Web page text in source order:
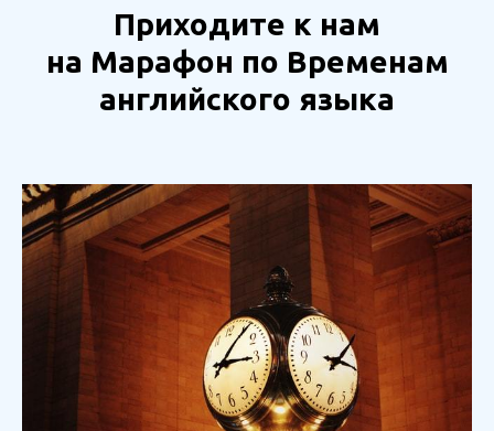
Приходите к нам
на Марафон по Временам
английского языка